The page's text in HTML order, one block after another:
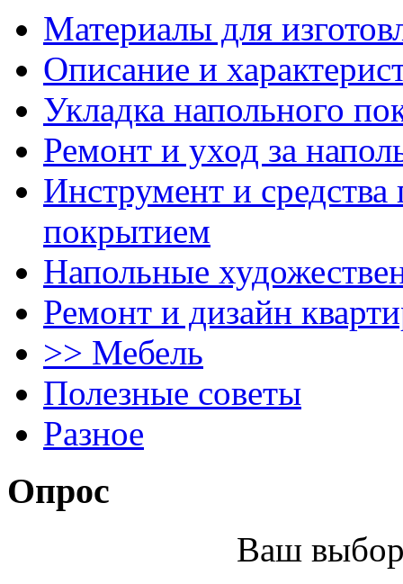
Материалы для
Описание и
Укладка напольного
Ремонт и уход за
Инструмент и
покрытием
Напольные
Ремонт и дизайн
>> Мебель
Полезные советы
Разное
Опрос
Ваш выбор